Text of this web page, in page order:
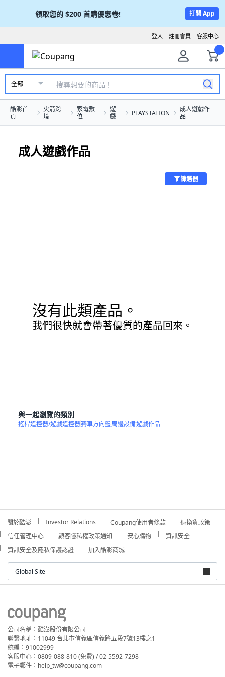
領取您的 $200 首購優惠卷! 打開 App
客服中心
註冊會員
登入
全部
酷澎首
頁
火箭跨
境
家電數
位
遊
戲
PLAYSTATION
成人遊戲作
品
成人遊戲作品
篩選器
沒有此類產品。
我們很快就會帶著優質的產品回來。
與一起瀏覽的類別
搖桿遙控器/遊戲遙控器賽車方向盤周邊設備遊戲作品
關於酷澎 Investor Relations Coupang使用者條款
退換貨政策
信任管理中心
顧客隱私權政策通知 安心購物
資訊安全
資訊安全及隱私保護認證
加入酷澎商城
Global Site
公司名稱：酷澎股份有限公司
聯繫地址：11049 台北市信義區信義路五段7號13樓之1
統編：91002999
客服中心：0809-088-810 (免費) / 02-5592-7298
電子郵件：help_tw@coupang.com